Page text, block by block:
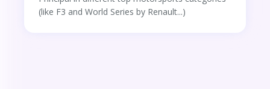
(like F3 and World Series by Renault...)